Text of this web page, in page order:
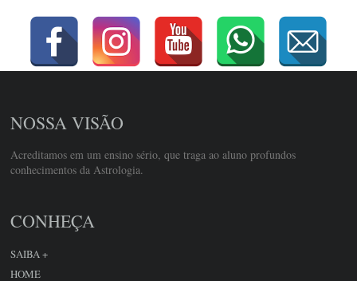
NOSSA VISÃO
Acreditamos em um ensino sério, que traga ao aluno profundos
conhecimentos da Astrologia.
CONHEÇA
SAIBA +
HOME